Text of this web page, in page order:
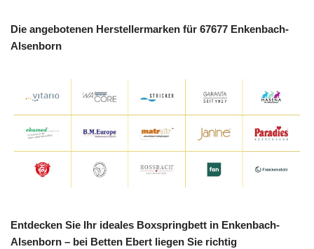
Die angebotenen Herstellermarken für 67677 Enkenbach-
Alsenborn
Entdecken Sie Ihr ideales Boxspringbett in Enkenbach-
Alsenborn – bei Betten Ebert liegen Sie richtig